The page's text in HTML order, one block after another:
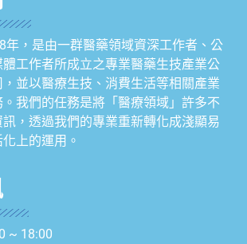
年，是由一群醫藥領域資深工作者、公
工作者所成立之專業醫藥生技產業公
並以醫療生技、消費生活等相關產業
我們的任務是將「醫療領域」許多不
，透過我們的專業重新轉化成淺顯易
上的運用。
~ 18:00